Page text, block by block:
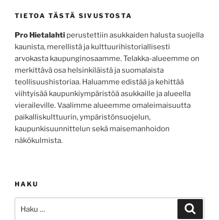
TIETOA TÄSTÄ SIVUSTOSTA
Pro Hietalahti perustettiin asukkaiden halusta suojella
kaunista, merellistä ja kulttuurihistoriallisesti
arvokasta kaupunginosaamme. Telakka-alueemme on
merkittävä osa helsinkiläistä ja suomalaista
teollisuushistoriaa. Haluamme edistää ja kehittää
viihtyisää kaupunkiympäristöä asukkaille ja alueella
vieraileville. Vaalimme alueemme omaleimaisuutta
paikalliskulttuurin, ympäristönsuojelun,
kaupunkisuunnittelun sekä maisemanhoidon
näkökulmista.
HAKU